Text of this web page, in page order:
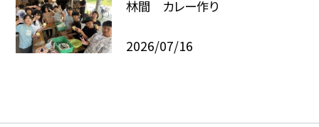
林間 カレー作り
2026/07/16